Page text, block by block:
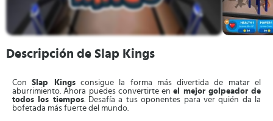
Descripción de Slap Kings
ConSlap Kingsconsigue la forma más divertida de matar el
aburrimiento. Ahora puedes convertirte enel mejor golpeador de
todos los tiempos. Desafía a tus oponentes para ver quién da la
bofetada más fuerte del mundo.